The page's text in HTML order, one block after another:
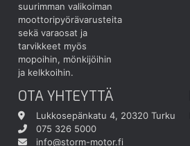
suurimman valikoiman
moottoripyörävarusteita
sekä varaosat ja
tarvikkeet myös
mopoihin, mönkijöihin
ja kelkkoihin.
OTA YHTEYTTÄ
Lukkosepänkatu 4, 20320 Turku
075 326 5000
info@storm-motor.fi